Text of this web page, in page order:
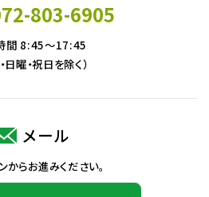
803-6905
間 8:45～17:45
日曜・祝日を除く）
メール
からお進みください。